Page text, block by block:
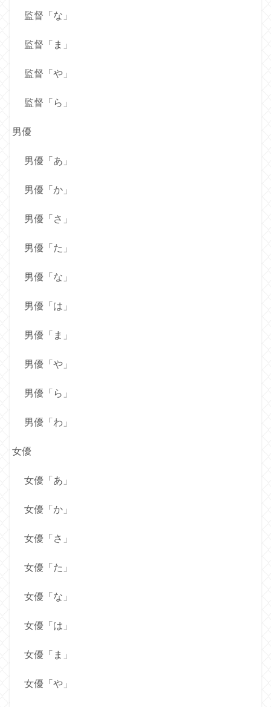
監督「な」
監督「ま」
監督「や」
監督「ら」
男優
男優「あ」
男優「か」
男優「さ」
男優「た」
男優「な」
男優「は」
男優「ま」
男優「や」
男優「ら」
男優「わ」
女優
女優「あ」
女優「か」
女優「さ」
女優「た」
女優「な」
女優「は」
女優「ま」
女優「や」